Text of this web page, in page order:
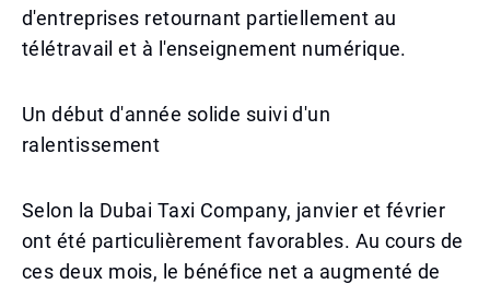
d'entreprises retournant partiellement au
télétravail et à l'enseignement numérique.
Un début d'année solide suivi d'un
ralentissement
Selon la Dubai Taxi Company, janvier et février
ont été particulièrement favorables. Au cours de
ces deux mois, le bénéfice net a augmenté de